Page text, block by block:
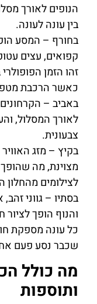
הנופים לאורך
בין עונה לעונה.
בחורף – המסע
קפואים, עצים
זהו הזמן
כאשר הרכבת
באביב –
לאורך המסלול,
צבעונית.
בקיץ – מזג
מצוינת, מה
לצילומים מהחלון
בסתיו – גווני
והנוף הופך לציור
כל עונה מספקת
שכבר נסע פעם
מה כולל
ותוספות